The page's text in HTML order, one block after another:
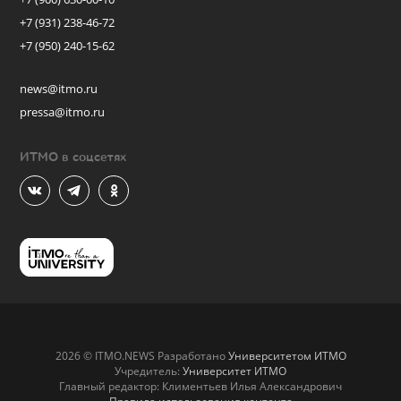
+7 (931) 238-46-72
+7 (950) 240-15-62
news@itmo.ru
pressa@itmo.ru
ИТМО в соцсетях
2026 © ITMO.NEWS РазработаноУниверситетом ИТМО
Учредитель: Университет ИТМО
Главный редактор: Климентьев Илья Александрович